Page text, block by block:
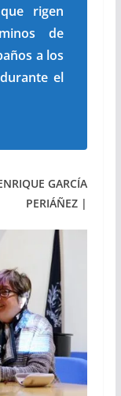
rigen
de
a los
el
GARCÍA
PERIÁÑEZ |